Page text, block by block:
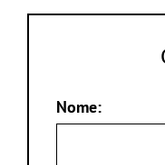
Nome: